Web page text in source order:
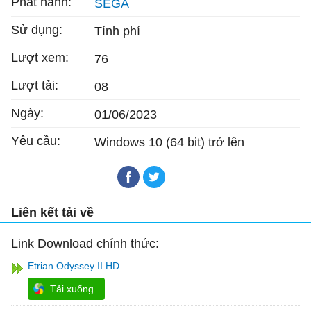
SEGA
Sử dụng:
Tính phí
Lượt xem:
76
Lượt tải:
08
Ngày:
01/06/2023
Yêu cầu:
Windows 10 (64 bit) trở lên
Liên kết tải về
Link Download chính thức:
Etrian Odyssey II HD
Tải xuống